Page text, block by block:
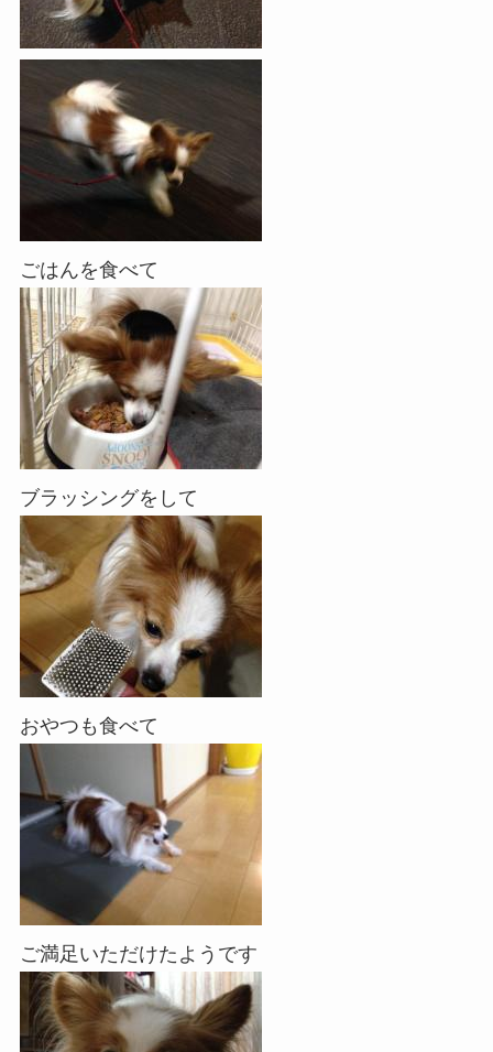
ごはんを食べて
ブラッシングをして
おやつも食べて
ご満足いただけたようです